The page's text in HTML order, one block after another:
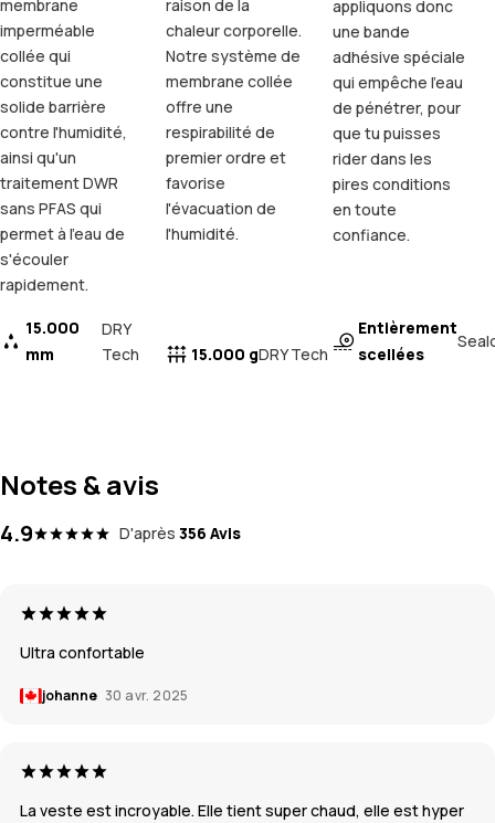
membrane
imperméable
collée qui
constitue une
solide barrière
contre l'humidité,
ainsi qu'un
traitement DWR
sans PFAS qui
permet à l'eau de
s'écouler
rapidement.
15.000
mm
DRY
Tech
raison de la
chaleur corporelle.
Notre système de
membrane collée
offre une
respirabilité de
premier ordre et
favorise
l'évacuation de
l'humidité.
15.000 gDRY Tech
appliquons donc
une bande
adhésive spéciale
qui empêche l'eau
de pénétrer, pour
que tu puisses
rider dans les
pires conditions
en toute
confiance.
Entièrement
scellées
Notes & avis
4.9 D'après 356 Avis
Ultra confortable
johanne 30 avr. 2025
La veste est incroyable. Elle tient super chaud, elle est hyper